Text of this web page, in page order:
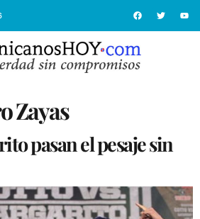
Zayas
pasan el pesaje sin